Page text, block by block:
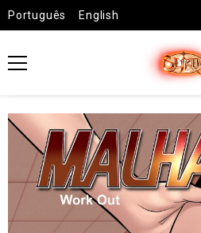
Português English